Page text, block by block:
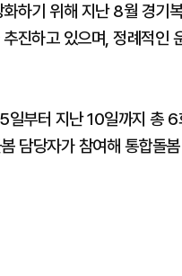
하기 위해 지난 8월 경기
진하고 있으며, 정례적인
부터 지난 10일까지 총
담당자가 참여해 통합돌